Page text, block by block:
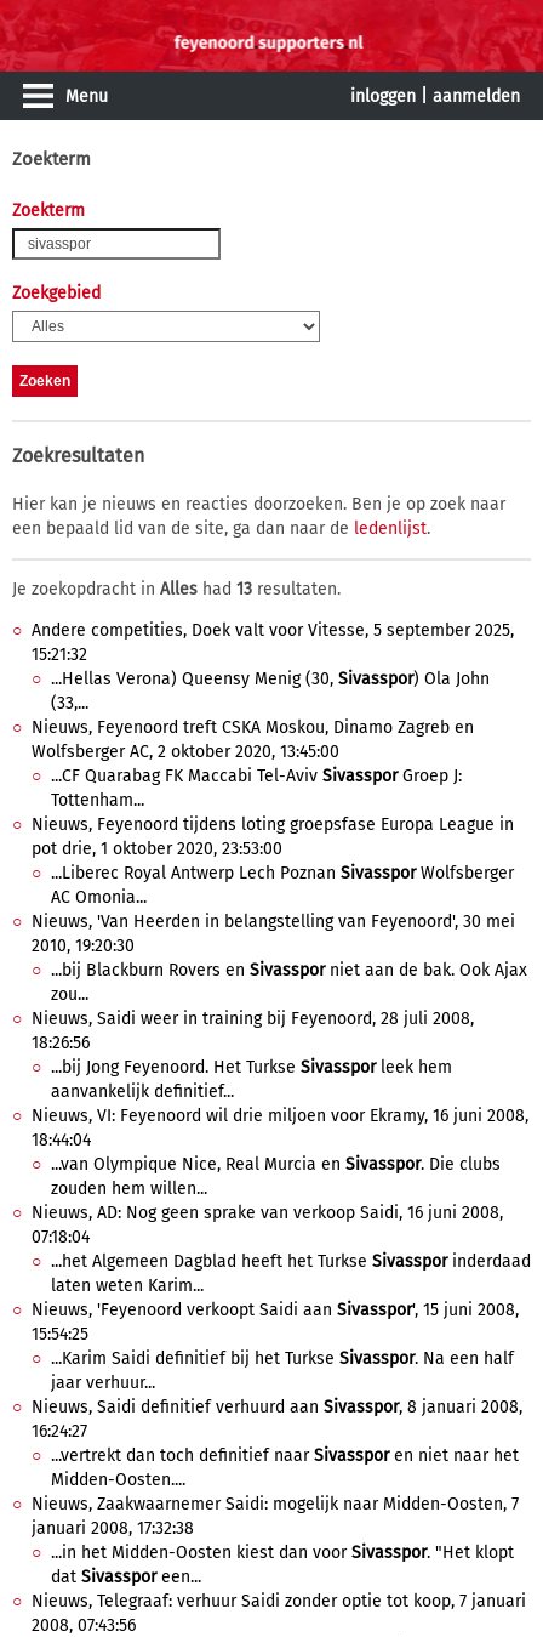
Menu inloggen aanmelden
Zoekterm
Zoekterm
Zoekgebied
Zoekresultaten
Hier kan je nieuws en reacties doorzoeken. Ben je op zoek naar
een bepaald lid van de site, ga dan naar de ledenlijst.
Je zoekopdracht in Alles had 13 resultaten.
Andere competities, Doek valt voor Vitesse, 5 september 2025,
15:21:32
...Hellas Verona) Queensy Menig (30, Sivasspor) Ola John
(33,...
Nieuws, Feyenoord treft CSKA Moskou, Dinamo Zagreb en
Wolfsberger AC, 2 oktober 2020, 13:45:00
...CF Quarabag FK Maccabi Tel-Aviv SivassporGroep J:
Tottenham...
Nieuws, Feyenoord tijdens loting groepsfase Europa League in
pot drie, 1 oktober 2020, 23:53:00
...Liberec Royal Antwerp Lech Poznan SivassporWolfsberger
AC Omonia...
Nieuws, 'Van Heerden in belangstelling van Feyenoord', 30 mei
2010, 19:20:30
...bij Blackburn Rovers en Sivassporniet aan de bak. Ook Ajax
zou...
Nieuws, Saidi weer in training bij Feyenoord, 28 juli 2008,
18:26:56
...bij Jong Feyenoord. Het Turkse Sivassporleek hem
aanvankelijk definitief...
Nieuws, VI: Feyenoord wil drie miljoen voor Ekramy, 16 juni 2008,
18:44:04
...van Olympique Nice, Real Murcia en Sivasspor. Die clubs
zouden hem willen...
Nieuws, AD: Nog geen sprake van verkoop Saidi, 16 juni 2008,
07:18:04
...het Algemeen Dagblad heeft het Turkse Sivassporinderdaad
laten weten Karim...
Nieuws, 'Feyenoord verkoopt Saidi aan Sivasspor', 15 juni 2008,
15:54:25
...Karim Saidi definitief bij het Turkse Sivasspor. Na een half
jaar verhuur...
Nieuws, Saidi definitief verhuurd aan Sivasspor, 8 januari 2008,
16:24:27
...vertrekt dan toch definitief naarSivassporen niet naar het
Midden-Oosten....
Nieuws, Zaakwaarnemer Saidi: mogelijk naar Midden-Oosten, 7
januari 2008, 17:32:38
...in het Midden-Oosten kiest dan voorSivasspor. "Het klopt
dat Sivassporeen...
Nieuws, Telegraaf: verhuur Saidi zonder optie tot koop, 7 januari
2008, 07:43:56